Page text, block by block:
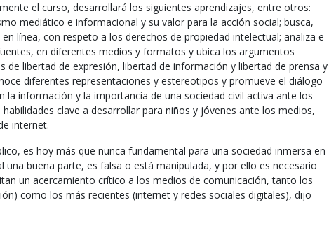
el curso, desarrollará los siguientes aprendizajes, entre otros:
mediático e informacional y su valor para la acción social; busca,
línea, con respeto a los derechos de propiedad intelectual; analiza e
en diferentes medios y formatos y ubica los argumentos
de libertad de expresión, libertad de información y libertad de prensa y
diferentes representaciones y estereotipos y promueve el diálogo
la información y la importancia de una sociedad civil activa ante los
clave a desarrollar para niños y jóvenes ante los medios,
internet.
es hoy más que nunca fundamental para una sociedad inmersa en
buena parte, es falsa o está manipulada, y por ello es necesario
un acercamiento crítico a los medios de comunicación, tanto los
como los más recientes (internet y redes sociales digitales), dijo